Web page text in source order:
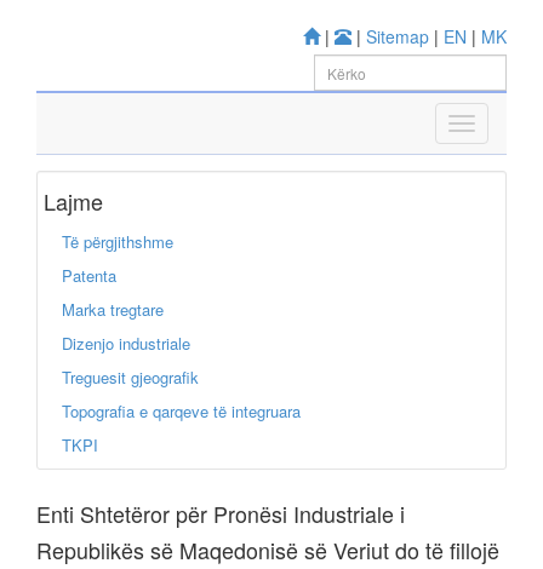
| | Sitemap | EN | MK
Lajme
Të përgjithshme
Patenta
Marka tregtare
Dizenjo industriale
Treguesit gjeografik
Topografia e qarqeve të integruara
TKPI
Enti Shtetëror për Pronësi Industriale i
Republikës së Maqedonisë së Veriut do të fillojë